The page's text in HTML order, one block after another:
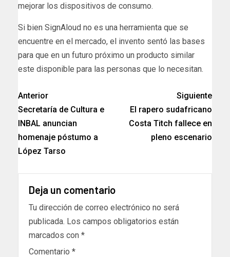
mejorar los dispositivos de consumo.
Si bien SignAloud no es una herramienta que se
encuentre en el mercado, el invento sentó las bases
para que en un futuro próximo un producto similar
este disponible para las personas que lo necesitan.
Anterior
Secretaría de Cultura e
INBAL anuncian
homenaje póstumo a
López Tarso
Siguiente
El rapero sudafricano
Costa Titch fallece en
pleno escenario
Deja un comentario
Tu dirección de correo electrónico no será
publicada. Los campos obligatorios están
marcados con *
Comentario *